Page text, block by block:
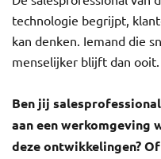
technologie begrijpt,
kan denken. Iemand die
menselijker blijft dan ooit.
Ben jij
aan een werkomgeving
deze ontwikkelingen?